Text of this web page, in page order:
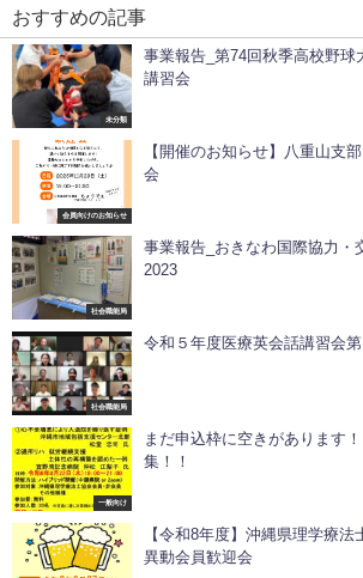
おすすめの記事
未分類
事業報告_第74回秋季高校野球
講習会
会員向けのお知らせ
【開催のお知らせ】八重山支
会
社会職能局
事業報告_おきなわ国際協力・
2023
社会職能局
令和５年度医療英会話講習会
一般向け
まだ申込枠に空きがあります
集！！
【令和8年度】沖縄県理学療法
異動会員歓迎会